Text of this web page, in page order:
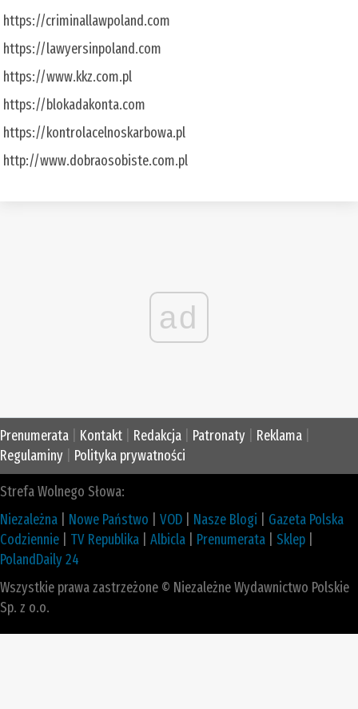
https://criminallawpoland.com
https://lawyersinpoland.com
https://www.kkz.com.pl
https://blokadakonta.com
https://kontrolacelnoskarbowa.pl
http://www.dobraosobiste.com.pl
ad
Prenumerata Kontakt Redakcja Patronaty Reklama
Regulaminy
Polityka prywatności
Strefa Wolnego Słowa:
Niezależna
Nowe Państwo VOD Nasze Blogi
Gazeta Polska
Codziennie
TV Republika Albicla Prenumerata Sklep
PolandDaily 24
Wszystkie prawa zastrzeżone © Niezależne Wydawnictwo Polskie
Sp. z o.o.